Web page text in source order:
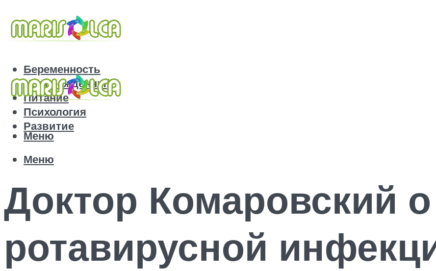
Беременность
Новорожденный
Питание
Психология
Развитие
Меню
Меню
Доктор Комаровский о
ротавирусной